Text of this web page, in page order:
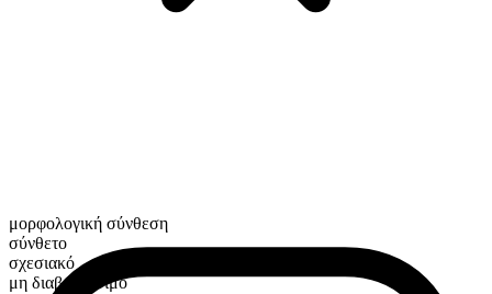
μορφολογική σύνθεση
σύνθετο
σχεσιακό
μη διαβαθμίσιμο